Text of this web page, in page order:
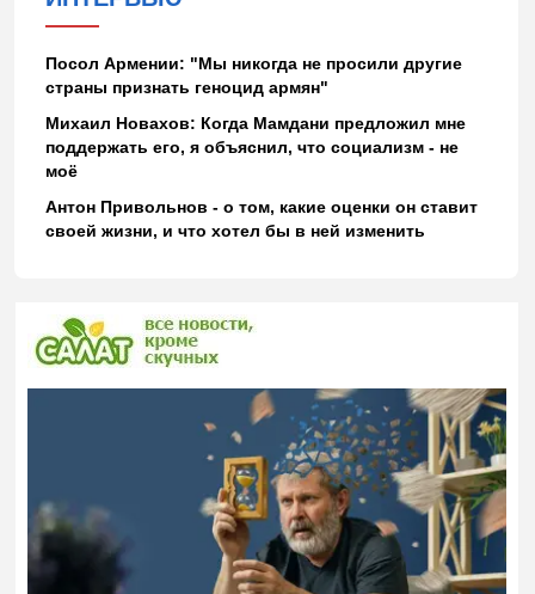
Посол Армении: "Мы никогда не просили другие
страны признать геноцид армян"
Михаил Новахов: Когда Мамдани предложил мне
поддержать его, я объяснил, что социализм - не
моё
Антон Привольнов - о том, какие оценки он ставит
своей жизни, и что хотел бы в ней изменить